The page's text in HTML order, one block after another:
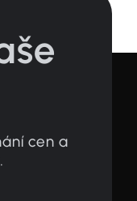
cen a